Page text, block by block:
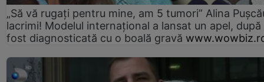
„Să vă rugați pentru mine, am 5 tumori” Alina
lacrimi! Modelul internațional a lansat un apel, după
fost diagnosticată cu o boală gravă